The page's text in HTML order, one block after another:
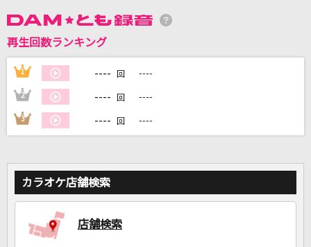
SEKAI NO OWARI(世界の終わり)
[プロオケ]ごめんね…
高橋真梨子
再生回数ランキング
1 ---- 回 ----
2 ---- 回 ----
3 ---- 回 ----
カラオケ店舗検索
店舗検索